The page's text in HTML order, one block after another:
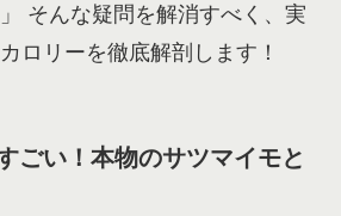
そんな疑問を解消すべく、実
ロリーを徹底解剖します！
ごい！本物のサツマイモと